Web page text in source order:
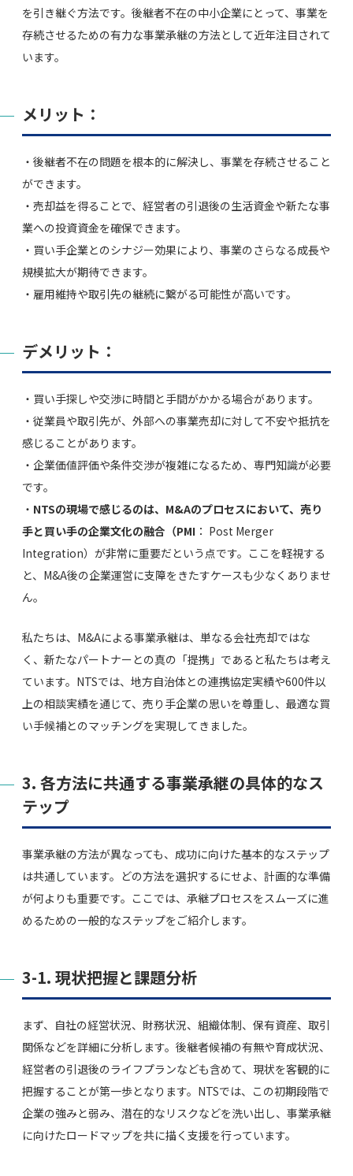
を引き継ぐ方法です。後継者不在の中小企業にとって、事業を
存続させるための有力な事業承継の方法として近年注目されて
います。
メリット：
・後継者不在の問題を根本的に解決し、事業を存続させること
ができます。
・売却益を得ることで、経営者の引退後の生活資金や新たな事
業への投資資金を確保できます。
・買い手企業とのシナジー効果により、事業のさらなる成長や
規模拡大が期待できます。
・雇用維持や取引先の継続に繋がる可能性が高いです。
デメリット：
・買い手探しや交渉に時間と手間がかかる場合があります。
・従業員や取引先が、外部への事業売却に対して不安や抵抗を
感じることがあります。
・企業価値評価や条件交渉が複雑になるため、専門知識が必要
です。
・ NTSの現場で感じるのは、M&Aのプロセスにおいて、売り
手と買い手の企業文化の融合（PMI ： Post Merger
Integration）が非常に重要だという点です。ここを軽視する
と、M&A後の企業運営に支障をきたすケースも少なくありませ
ん。
私たちは、M&Aによる事業承継は、単なる会社売却ではな
く、新たなパートナーとの真の「提携」であると私たちは考え
ています。NTSでは、地方自治体との連携協定実績や600件以
上の相談実績を通じて、売り手企業の思いを尊重し、最適な買
い手候補とのマッチングを実現してきました。
3. 各方法に共通する事業承継の具体的なス
テップ
事業承継の方法が異なっても、成功に向けた基本的なステップ
は共通しています。どの方法を選択するにせよ、計画的な準備
が何よりも重要です。ここでは、承継プロセスをスムーズに進
めるための一般的なステップをご紹介します。
3-1. 現状把握と課題分析
まず、自社の経営状況、財務状況、組織体制、保有資産、取引
関係などを詳細に分析します。後継者候補の有無や育成状況、
経営者の引退後のライフプランなども含めて、現状を客観的に
把握することが第一歩となります。NTSでは、この初期段階で
企業の強みと弱み、潜在的なリスクなどを洗い出し、事業承継
に向けたロードマップを共に描く支援を行っています。